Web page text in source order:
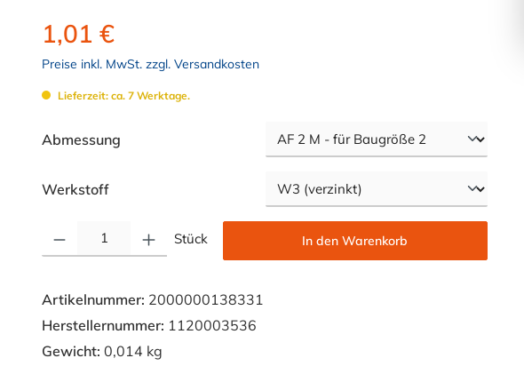
1,01 €
Preise inkl. MwSt. zzgl. Versandkosten
Lieferzeit: ca. 7 Werktage.
Abmessungauswählen
Werkstoffauswählen
Stück In den Warenkorb
Artikelnummer: 2000000138331
Herstellernummer: 1120003536
Gewicht: 0,014 kg